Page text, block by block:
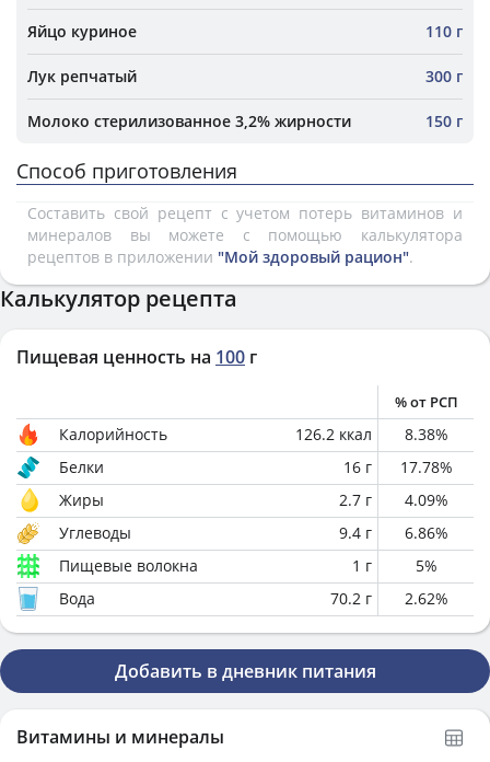
Яйцо куриное 110 г
Лук репчатый 300 г
Молоко стерилизованное 3,2% жирности 150 г
Способ приготовления
Составить свой рецепт с учетом потерь витаминов и
минералов вы можете с помощью калькулятора
рецептов в приложении "Мой здоровый рацион".
Калькулятор рецепта
Пищевая ценность на 100 г
% от РСП
Калорийность 126.2 ккал 8.38%
Белки
16 г 17.78%
Жиры
2.7 г 4.09%
Углеводы
9.4 г 6.86%
Пищевые волокна
1 г 5%
Вода
70.2 г 2.62%
Добавить в дневник питания
Витамины и минералы